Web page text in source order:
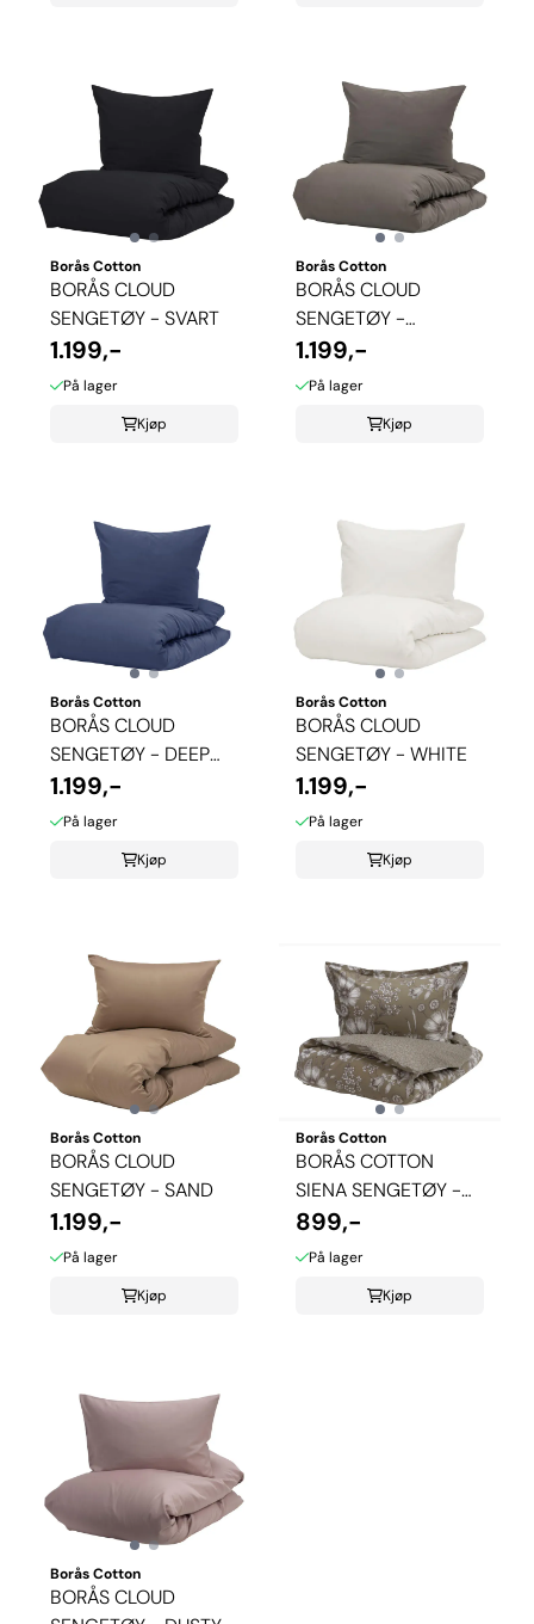
Borås Cotton
BORÅS CLOUD
SENGETØY - SVART
1.199,-
På lager
Kjøp
Borås Cotton
BORÅS CLOUD
SENGETØY -
ANTRASITT
1.199,-
På lager
Kjøp
Borås Cotton
BORÅS CLOUD
SENGETØY - DEEP
BLUE
1.199,-
På lager
Kjøp
Borås Cotton
BORÅS CLOUD
SENGETØY - WHITE
1.199,-
På lager
Kjøp
Borås Cotton
BORÅS CLOUD
SENGETØY - SAND
1.199,-
På lager
Kjøp
Borås Cotton
BORÅS COTTON
SIENA SENGETØY -
BEIGE
899,-
På lager
Kjøp
Borås Cotton
BORÅS CLOUD